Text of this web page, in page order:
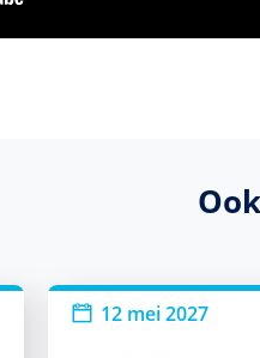
12 mei 2027